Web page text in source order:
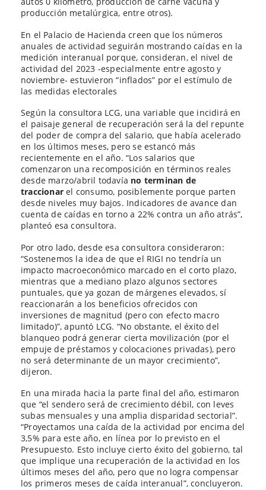
producción metalúrgica, entre otros).
En el Palacio de Hacienda creen que los números
anuales de actividad seguirán mostrando caídas en la
medición interanual porque, consideran, el nivel de
actividad del 2023 -especialmente entre agosto y
noviembre- estuvieron “inflados” por el estímulo de
las medidas electorales
Según la consultora LCG, una variable que incidirá en
el paisaje general de recuperación será la del repunte
del poder de compra del salario, que había acelerado
en los últimos meses, pero se estancó más
recientemente en el año. “Los salarios que
comenzaron una recomposición en términos reales
desde marzo/abril todavía no terminan de
traccionar el consumo, posiblemente porque parten
desde niveles muy bajos. Indicadores de avance dan
cuenta de caídas en torno a 22% contra un año atrás”,
planteó esa consultora.
Por otro lado, desde esa consultora consideraron:
“Sostenemos la idea de que el RIGI no tendría un
impacto macroeconómico marcado en el corto plazo,
mientras que a mediano plazo algunos sectores
puntuales, que ya gozan de márgenes elevados, sí
reaccionarán a los beneficios ofrecidos con
inversiones de magnitud (pero con efecto macro
limitado)”, apuntó LCG. “No obstante, el éxito del
blanqueo podrá generar cierta movilización (por el
empuje de préstamos y colocaciones privadas), pero
no será determinante de un mayor crecimiento”,
dijeron.
En una mirada hacia la parte final del año, estimaron
que “el sendero será de crecimiento débil, con leves
subas mensuales y una amplia disparidad sectorial”.
“Proyectamos una caída de la actividad por encima del
3,5% para este año, en línea por lo previsto en el
Presupuesto. Esto incluye cierto éxito del gobierno, tal
que implique una recuperación de la actividad en los
últimos meses del año, pero que no logra compensar
los primeros meses de caída interanual”, concluyeron.